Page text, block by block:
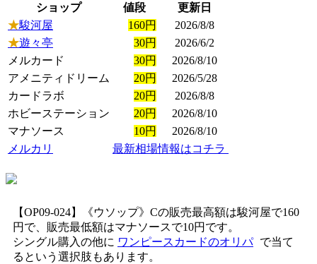
ショップ 値段
更新日
★駿河屋 160円
2026/8/8
★遊々亭 30円
2026/6/2
メルカード
30円
2026/8/10
アメニティドリーム
20円
2026/5/28
カードラボ
20円
2026/8/8
ホビーステーション
20円
2026/8/10
マナソース
10円
2026/8/10
メルカリ
最新相場情報はコチラ
【OP09-024】《ウソップ》Cの販売最高額は駿河屋で160
円で、販売最低額はマナソースで10円です。
シングル購入の他に ワンピースカードのオリパ で当て
るという選択肢もあります。